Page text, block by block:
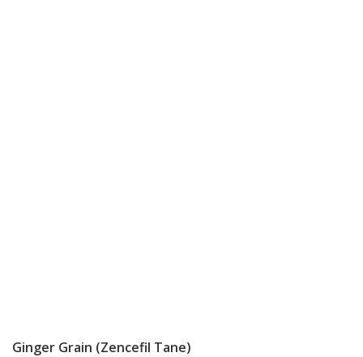
Ginger Grain (Zencefil Tane)